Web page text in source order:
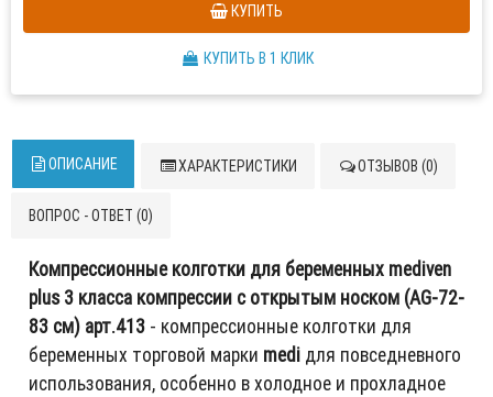
КУПИТЬ
КУПИТЬ В 1 КЛИК
ОПИСАНИЕ ХАРАКТЕРИСТИКИ ОТЗЫВОВ (0)
ВОПРОС - ОТВЕТ (0)
Компрессионные колготки для беременных mediven
plus 3 класса компрессии с открытым носком (AG-72-
83 см) арт.413 - компрессионные колготки для
беременных торговой марки medi для повседневного
использования, особенно в холодное и прохладное